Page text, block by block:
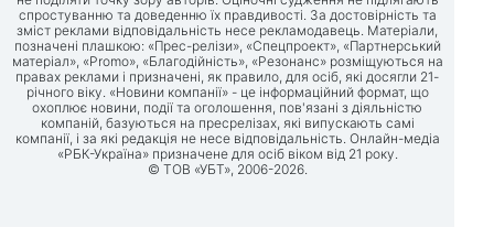
спростуванню та доведенню їх правдивості. За достовірність та
зміст реклами відповідальність несе рекламодавець. Матеріали,
позначені плашкою: «Прес-релізи», «Спецпроект», «Партнерський
матеріал», «Promo», «Благодійність», «Резонанс» розміщуються на
правах реклами і призначені, як правило, для осіб, які досягли 21-
річного віку. «Новини компанії» - це інформаційний формат, що
охоплює новини, події та оголошення, пов'язані з діяльністю
компаній, базуються на пресрелізах, які випускають самі
компанії, і за які редакція не несе відповідальність. Онлайн-медіа
«РБК-Україна» призначене для осіб віком від 21 року.
© ТОВ «УБТ», 2006-2026.